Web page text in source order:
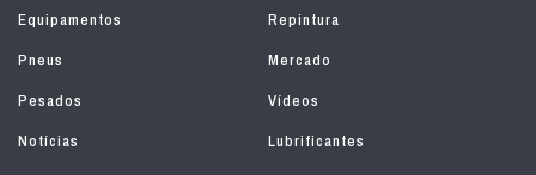
Equipamentos
Repintura
Pneus
Mercado
Pesados
Vídeos
Notícias
Lubrificantes